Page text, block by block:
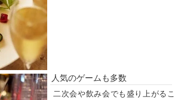
人気のゲームも多数
二次会や飲み会でも盛り上がるこ